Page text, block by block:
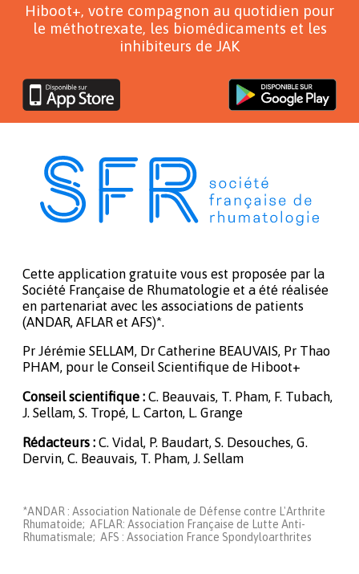
Hiboot+, votre compagnon au quotidien pour
le méthotrexate, les biomédicaments et les
inhibiteurs de JAK
Cette application gratuite vous est proposée par la
Société Française de Rhumatologie et a été réalisée
en partenariat avec les associations de patients
(ANDAR, AFLAR et AFS)*.
Pr Jérémie SELLAM, Dr Catherine BEAUVAIS, Pr Thao
PHAM, pour le Conseil Scientifique de Hiboot+
Conseil scientifique : C. Beauvais, T. Pham, F. Tubach,
J. Sellam, S. Tropé, L. Carton, L. Grange
Rédacteurs : C. Vidal, P. Baudart, S. Desouches, G.
Dervin, C. Beauvais, T. Pham, J. Sellam
*ANDAR : Association Nationale de Défense contre L'Arthrite
Rhumatoide; AFLAR: Association Française de Lutte Anti-
Rhumatismale; AFS : Association France Spondyloarthrites